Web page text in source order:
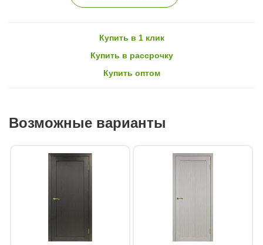
Купить в 1 клик
Купить в рассрочку
Купить оптом
Возможные варианты